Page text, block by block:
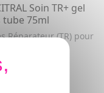
Soin TR+ gel
tube 75ml
Réparateur (TR) pour